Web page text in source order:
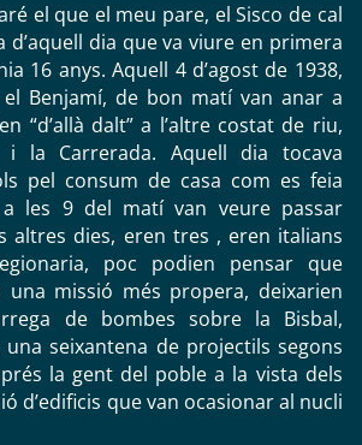
el que el meu pare, el Sisco de cal
d’aquell dia que va viure en primera
16 anys. Aquell 4 d’agost de 1938,
Benjamí, de bon matí van anar a
“d’allà dalt” a l’altre costat de riu,
la Carrerada. Aquell dia tocava
pel consum de casa com es feia
a les 9 del matí van veure passar
altres dies, eren tres , eren italians
poc podien pensar que
missió més propera, deixarien
de bombes sobre la Bisbal,
seixantena de projectils segons
la gent del poble a la vista dels
d’edificis que van ocasionar al nucli